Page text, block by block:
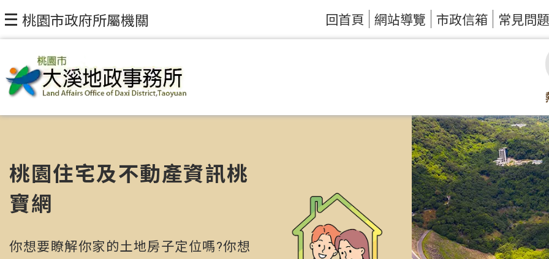
桃園市政府所屬機關 回首頁 網站導覽 市政信箱 常見問題
桃園住宅及不動產資訊桃
寶網
你想要瞭解你家的土地房子定位嗎?你想